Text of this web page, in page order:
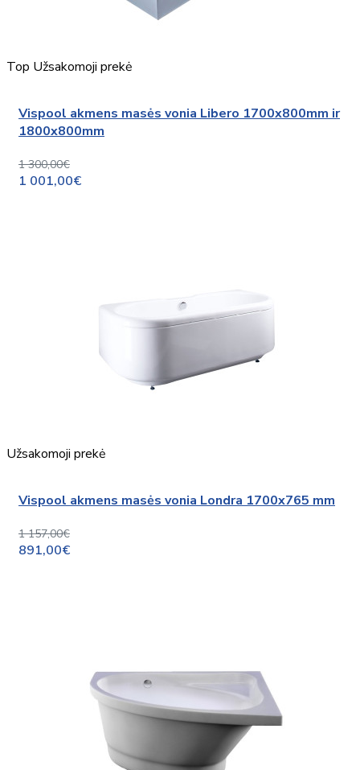
Top Užsakomoji prekė
Vispool akmens masės vonia Libero 1700x800mm ir
1800x800mm
1 300,00€
1 001,00€
Užsakomoji prekė
Vispool akmens masės vonia Londra 1700x765 mm
1 157,00€
891,00€